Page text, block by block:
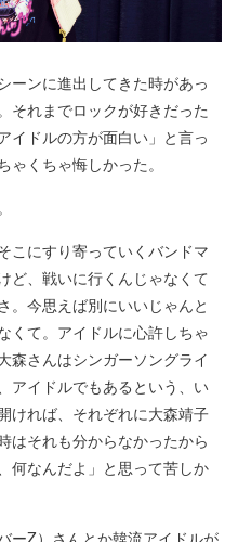
ーンに進出してきた時があっ
それまでロックが好きだった
イドルの方が面白い」と言っ
くちゃ悔しかった。
こにすり寄っていくバンドマ
ど、戦いに行くんじゃなくて
。今思えば別にいいじゃんと
くて。アイドルに心許しちゃ
森さんはシンガーソングライ
アイドルでもあるという、い
ければ、それぞれに大森靖子
はそれも分からなかったから
何なんだよ」と思って苦しか